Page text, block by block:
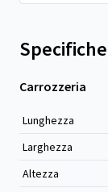
Carrozzeria
Lunghezza
Larghezza
Altezza